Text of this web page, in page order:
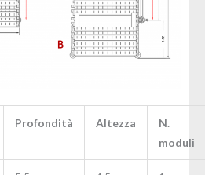
Profondità Altezza
N.
moduli